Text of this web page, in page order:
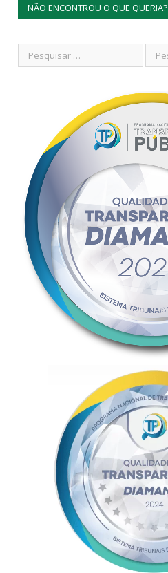
NÃO ENCONTROU O QUE QUERIA?